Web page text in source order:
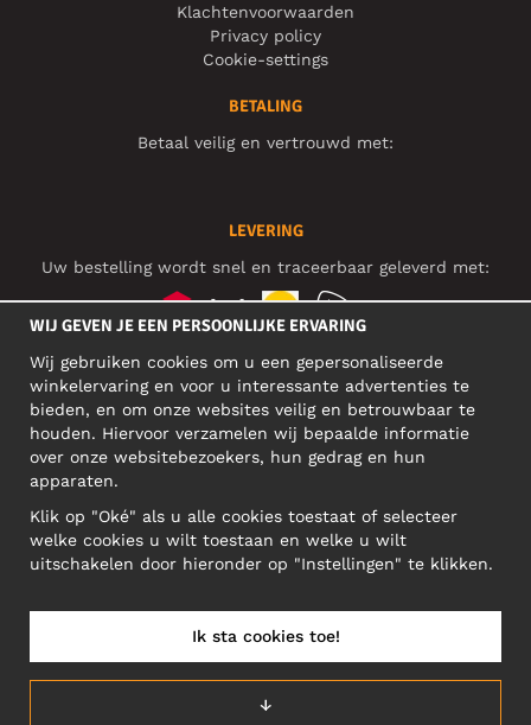
Klachtenvoorwaarden
Privacy policy
Cookie-settings
BETALING
Betaal veilig en vertrouwd met:
LEVERING
Uw bestelling wordt snel en traceerbaar geleverd met:
SOCIAL MEDIA
BEDRIJFSADRES
Narva mnt 5, EE-10117 Tallinn
Reg: 12356245
NEDERLAND/NEDERLANDS (NL)
WIJ GEVEN JE EEN PERSOONLIJKE ERVARING
Wij gebruiken cookies om u een gepersonaliseerde
winkelervaring en voor u interessante advertenties te
bieden, en om onze websites veilig en betrouwbaar te
houden. Hiervoor verzamelen wij bepaalde informatie
over onze websitebezoekers, hun gedrag en hun
apparaten.
Klik op "Oké" als u alle cookies toestaat of selecteer
welke cookies u wilt toestaan en welke u wilt
uitschakelen door hieronder op "Instellingen" te klikken.
↓
Ik sta cookies toe!